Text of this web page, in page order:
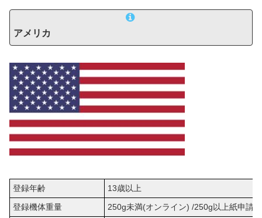
アメリカ
登録年齢
13歳以上
登録機体重量
250g未満(オンライン) /250g以上紙申請